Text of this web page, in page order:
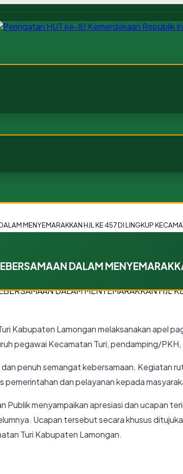
MENYEMARAKKAN HJL KE 457 DI LINGKUP
DALAM
Kabupaten Lamongan melaksanakan apel
pegawai Kecamatan Turi, pendamping/
penuh semangat kebersamaan. Kegiatan
pemerintahan dan pelayanan kepada
Publik menyampaikan apresiasi dan ucapan
Ucapan tersebut secara khusus
Turi Kabupaten Lamongan.